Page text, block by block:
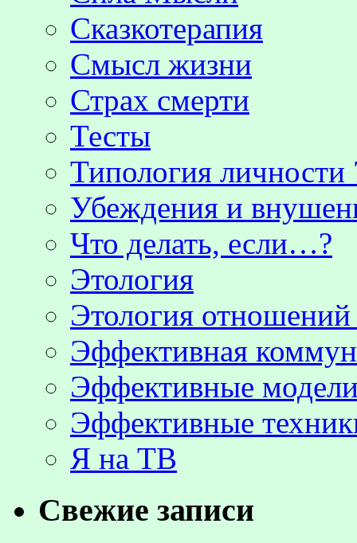
Сказкотерапия
Смысл жизни
Страх смерти
Тесты
Типология личности
Убеждения и
Что делать, если…?
Этология
Этология
Эффективная
Эффективные
Эффективные
Я на ТВ
Свежие записи